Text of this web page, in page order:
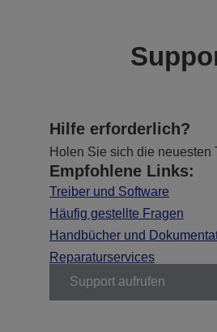
Hilfe erforderlich?
Holen Sie sich die neuesten
Empfohlene Links:
Treiber und Software
Häufig gestellte Fragen
Handbücher und
Reparaturservices
Support aufrufen